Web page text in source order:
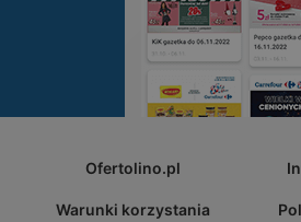
Ofertolino.pl
Warunki korzystania